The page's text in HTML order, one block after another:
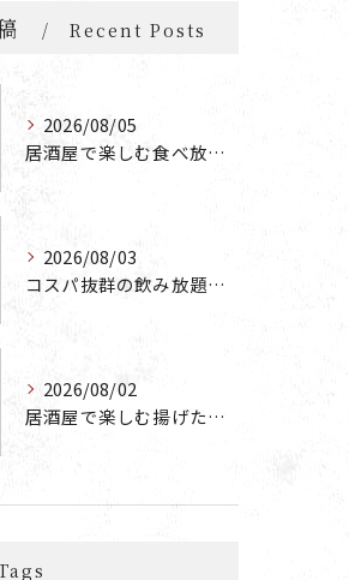
Recent Posts
2026/08/05
居酒屋で楽しむ食べ放題と飲み放題の魅力を深掘りする方法
2026/08/03
コスパ抜群の飲み放題が楽しめる居酒屋の魅力と食べ放題お好み焼きの楽しみ方
2026/08/02
居酒屋で楽しむ揚げたこやきと飲み放題の魅力を徹底解説